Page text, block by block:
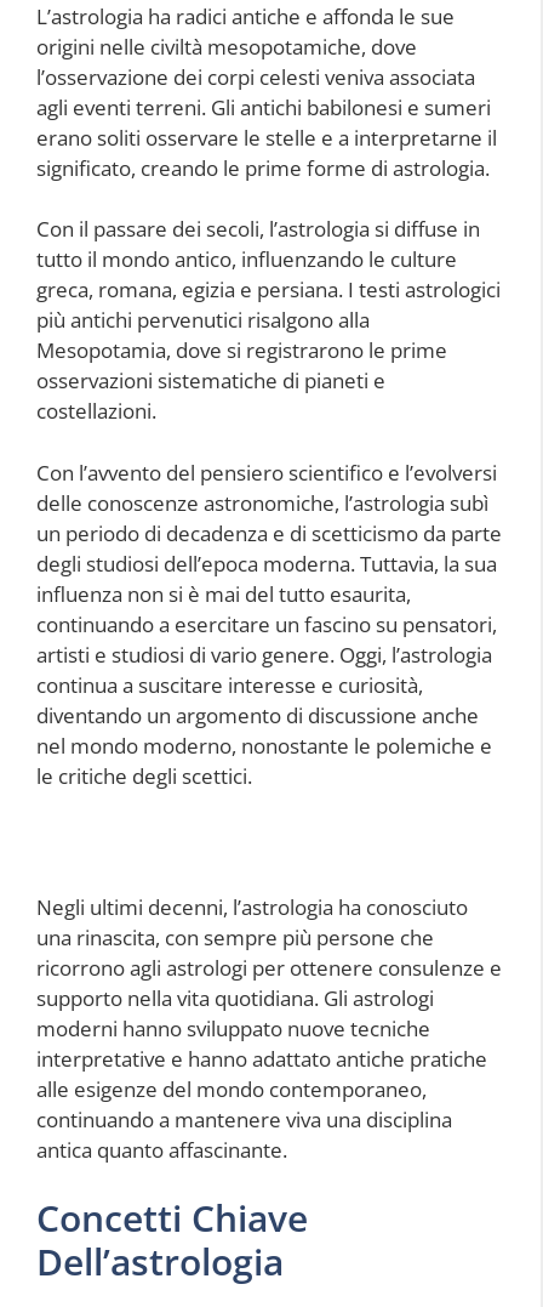
L’astrologia ha radici antiche e affonda le sue
origini nelle civiltà mesopotamiche, dove
l’osservazione dei corpi celesti veniva associata
agli eventi terreni. Gli antichi babilonesi e sumeri
erano soliti osservare le stelle e a interpretarne il
significato, creando le prime forme di astrologia.
Con il passare dei secoli, l’astrologia si diffuse in
tutto il mondo antico, influenzando le culture
greca, romana, egizia e persiana. I testi astrologici
più antichi pervenutici risalgono alla
Mesopotamia, dove si registrarono le prime
osservazioni sistematiche di pianeti e
costellazioni.
Con l’avvento del pensiero scientifico e l’evolversi
delle conoscenze astronomiche, l’astrologia subì
un periodo di decadenza e di scetticismo da parte
degli studiosi dell’epoca moderna. Tuttavia, la sua
influenza non si è mai del tutto esaurita,
continuando a esercitare un fascino su pensatori,
artisti e studiosi di vario genere. Oggi, l’astrologia
continua a suscitare interesse e curiosità,
diventando un argomento di discussione anche
nel mondo moderno, nonostante le polemiche e
le critiche degli scettici.
Negli ultimi decenni, l’astrologia ha conosciuto
una rinascita, con sempre più persone che
ricorrono agli astrologi per ottenere consulenze e
supporto nella vita quotidiana. Gli astrologi
moderni hanno sviluppato nuove tecniche
interpretative e hanno adattato antiche pratiche
alle esigenze del mondo contemporaneo,
continuando a mantenere viva una disciplina
antica quanto affascinante.
Concetti Chiave
Dell’astrologia